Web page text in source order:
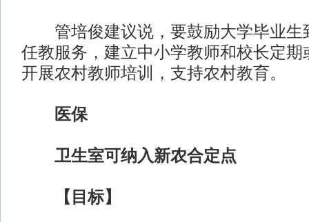
管培俊建议说，要鼓励大学毕业生
任教服务，建立中小学教师和校长定期
开展农村教师培训，支持农村教育。
医保
卫生室可纳入新农合定点
【目标】